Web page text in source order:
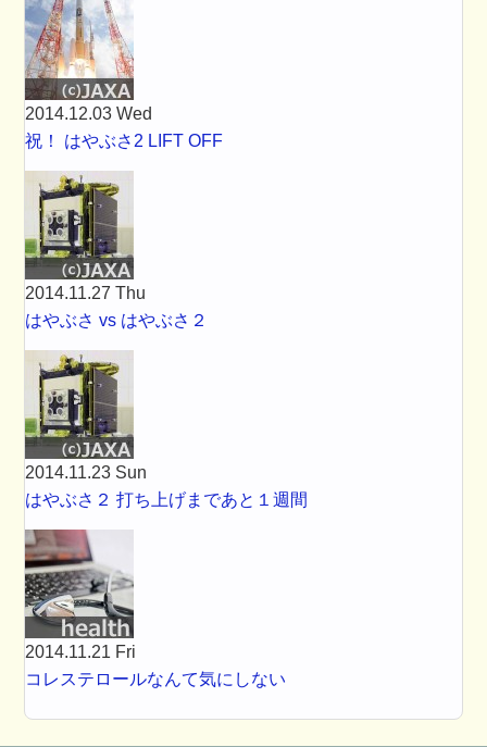
2014.12.03 Wed
祝！ はやぶさ2 LIFT OFF
2014.11.27 Thu
はやぶさ vs はやぶさ２
2014.11.23 Sun
はやぶさ２ 打ち上げまであと１週間
2014.11.21 Fri
コレステロールなんて気にしない